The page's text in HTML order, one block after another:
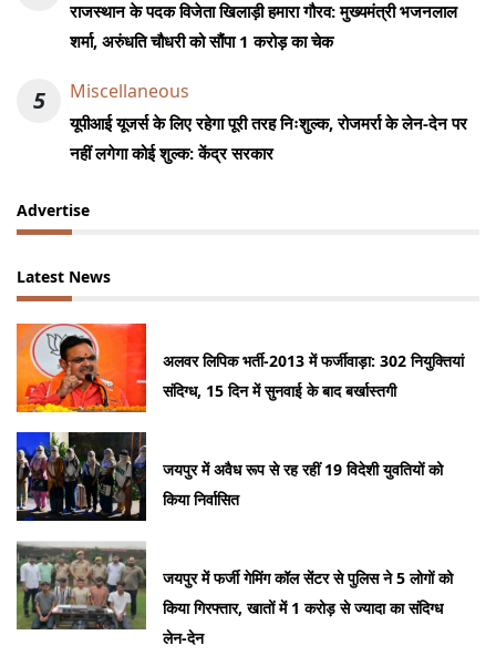
राजस्थान के पदक विजेता खिलाड़ी हमारा गौरव: मुख्यमंत्री भजनलाल
शर्मा, अरुंधति चौधरी को सौंपा 1 करोड़ का चेक
5 Miscellaneous
यूपीआई यूजर्स के लिए रहेगा पूरी तरह निःशुल्क, रोजमर्रा के लेन-देन पर
नहीं लगेगा कोई शुल्क: केंद्र सरकार
Advertise
Latest News
अलवर लिपिक भर्ती-2013 में फर्जीवाड़ा: 302 नियुक्तियां
संदिग्ध, 15 दिन में सुनवाई के बाद बर्खास्तगी
जयपुर में अवैध रूप से रह रहीं 19 विदेशी युवतियों को
किया निर्वासित
जयपुर में फर्जी गेमिंग कॉल सेंटर से पुलिस ने 5 लोगों को
किया गिरफ्तार, खातों में 1 करोड़ से ज्यादा का संदिग्ध
लेन-देन